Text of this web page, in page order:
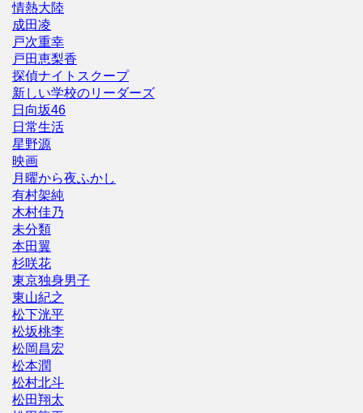
情熱大陸
成田凌
戸次重幸
戸田恵梨香
探偵ナイトスクープ
新しい学校のリーダーズ
日向坂46
日常生活
星野源
映画
月曜から夜ふかし
有村架純
木村佳乃
未分類
本田翼
杉咲花
東京独身男子
東山紀之
松下洸平
松坂桃李
松岡昌宏
松本潤
松村北斗
松田翔太